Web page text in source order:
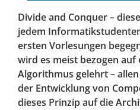
Divide and Conquer –
jedem
ersten Vorlesungen
wird es meist bezogen auf
Algorithmus gelehrt –
der Entwicklung von
dieses Prinzip auf die